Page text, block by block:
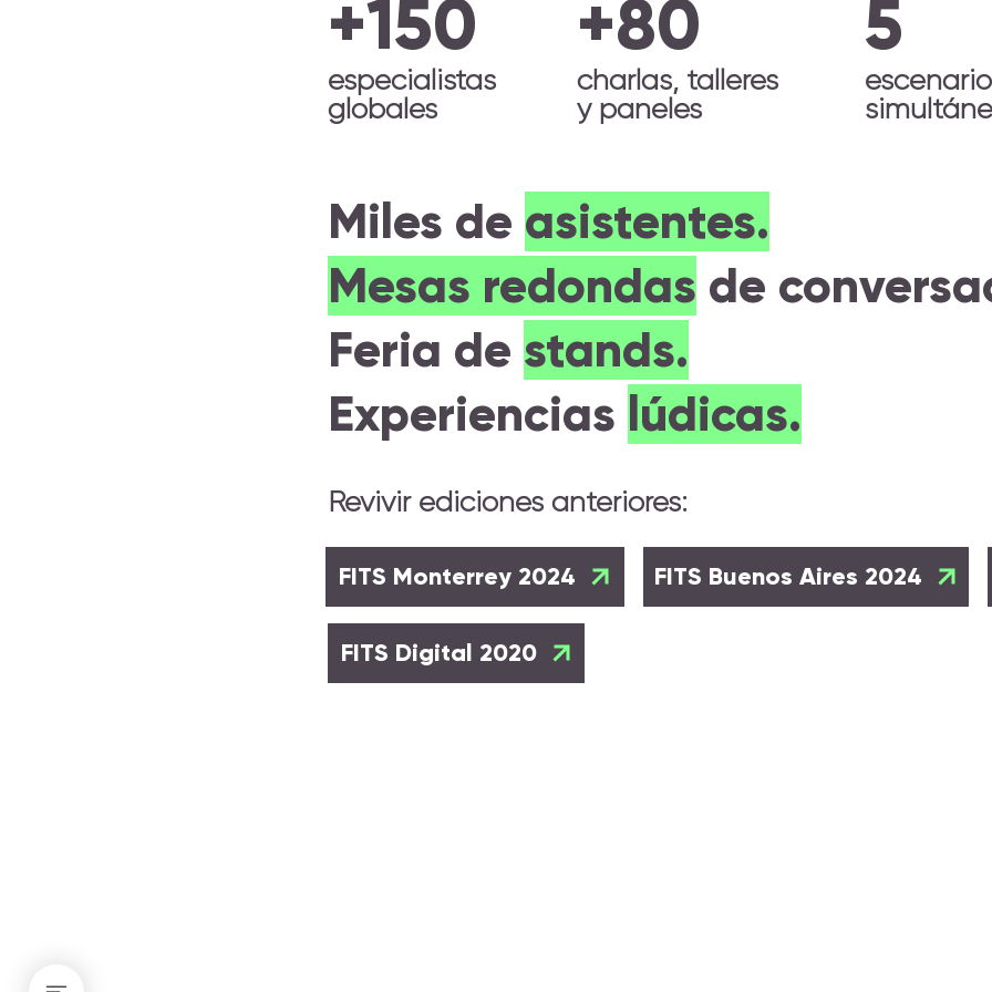
+150
especialistas
globales
+80
charlas, talleres
y paneles
5
Miles de asistentes.
Mesas redondas de
Feria de stands.
Experiencias lúdicas.
Revivir ediciones anteriores:
FITS Monterrey 2024 FITS Buenos Aires 2024
FITS Digital 2020